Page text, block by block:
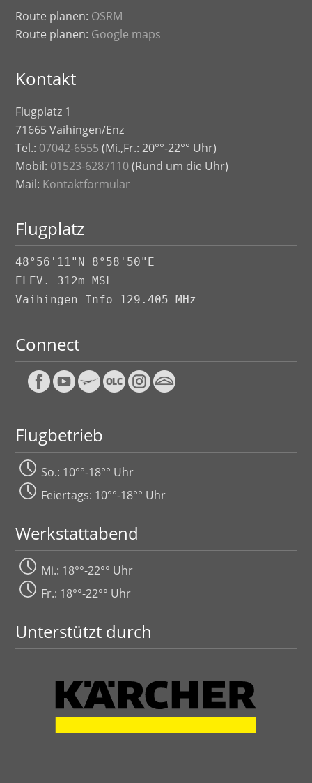
Route planen: OSRM
Route planen: Google maps
Kontakt
Flugplatz 1
71665 Vaihingen/Enz
Tel.: 07042-6555 (Mi.,Fr.: 20°°-22°° Uhr)
Mobil: 01523-6287110(Rund um die Uhr)
Mail: Kontaktformular
Flugplatz
48°56'11"N 8°58'50"E
ELEV. 312m MSL
Vaihingen Info 129.405 MHz
Connect
Flugbetrieb
So.: 10°°-18°° Uhr
Feiertags: 10°°-18°° Uhr
Werkstattabend
Mi.: 18°°-22°° Uhr
Fr.: 18°°-22°° Uhr
Unterstützt durch